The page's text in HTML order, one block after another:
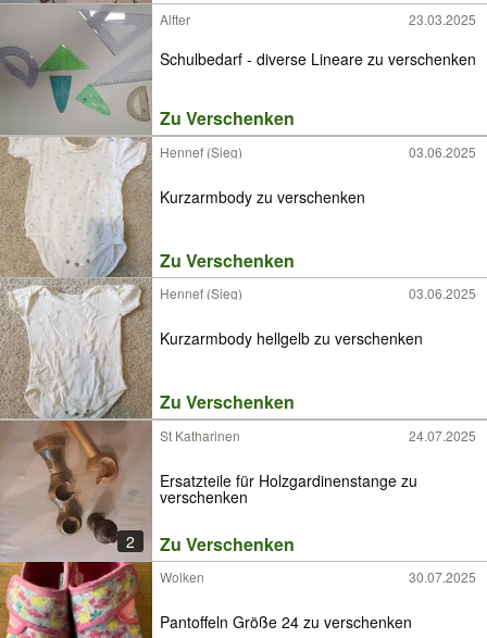
Alfter 23.03.2025
Schulbedarf - diverse Lineare zu verschenken
Zu Verschenken
Hennef (Sieg) 03.06.2025
Kurzarmbody zu verschenken
Zu Verschenken
Hennef (Sieg) 03.06.2025
Kurzarmbody hellgelb zu verschenken
Zu Verschenken
2
St Katharinen 24.07.2025
Ersatzteile für Holzgardinenstange zu
verschenken
Zu Verschenken
Wolken 30.07.2025
Pantoffeln Größe 24 zu verschenken